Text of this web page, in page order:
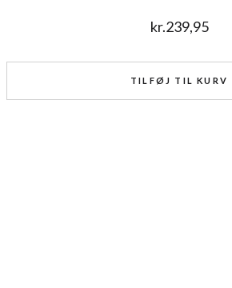
kr.239,95
TILFØJ TIL KURV